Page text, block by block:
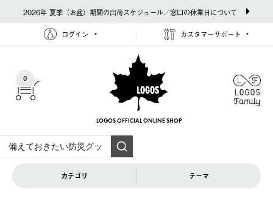
2026年 夏季（お盆）期間の出荷スケジュール／窓口の休業日について
ログイン カスタマーサポート
0
LOGOS OFFICIAL ONLINE SHOP
カテゴリ テーマ